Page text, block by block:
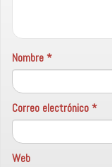
Nombre*
Correo electrónico *
Web